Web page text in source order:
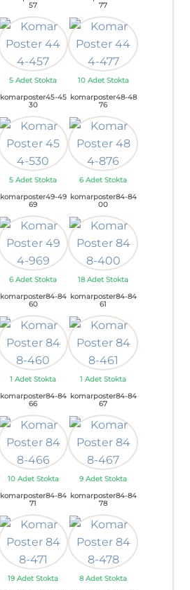
57
5 Adet Stokta
77
10 Adet Stokta
komarposter45-45
30
5 Adet Stokta
komarposter48-48
76
6 Adet Stokta
komarposter49-49
69
6 Adet Stokta
komarposter84-84
00
18 Adet Stokta
komarposter84-84
60
1 Adet Stokta
komarposter84-84
61
1 Adet Stokta
komarposter84-84
66
10 Adet Stokta
komarposter84-84
67
9 Adet Stokta
komarposter84-84
71
19 Adet Stokta
komarposter84-84
78
8 Adet Stokta